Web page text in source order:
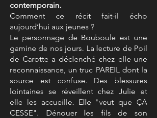
contemporain.
Comment ce récit fait-il écho
aujourd’hui aux jeunes ?
Le personnage de Bouboule est une
gamine de nos jours. La lecture de Poil
de Carotte a déclenché chez elle une
reconnaissance, un truc PAREIL dont la
source est confuse. Des blessures
lointaines se réveillent chez Julie et
elle les accueille. Elle "veut que ÇA
CESSE". Dénouer les fils de son